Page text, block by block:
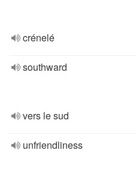
crénelé
southward
vers le sud
unfriendliness